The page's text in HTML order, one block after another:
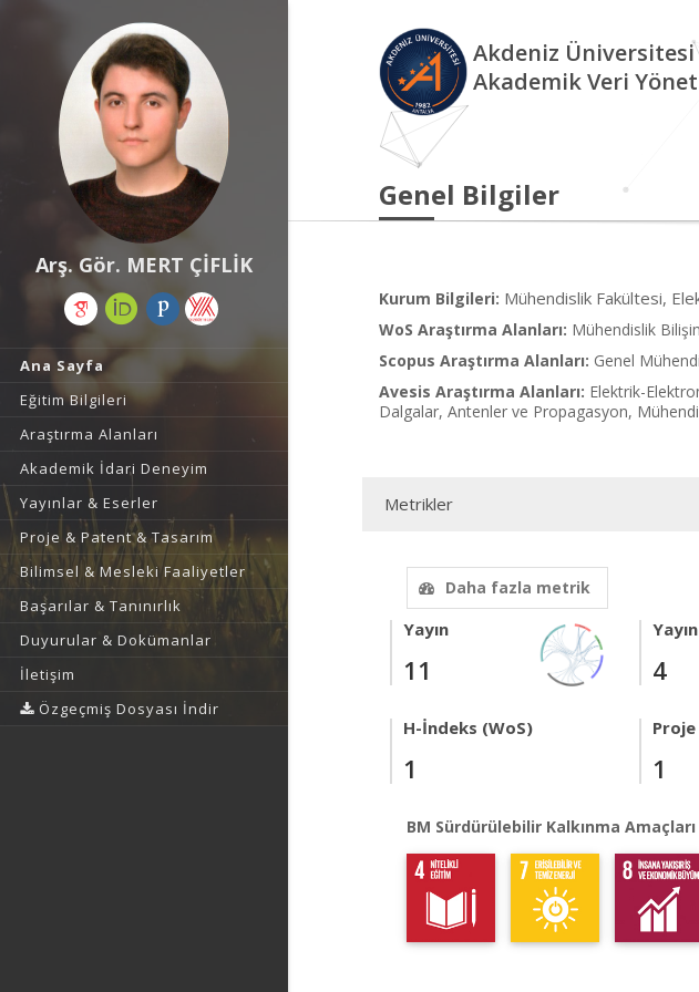
Arş. Gör. MERT ÇİFLİK
Ana Sayfa
Eğitim Bilgileri
Araştırma Alanları
Akademik İdari Deneyim
Yayınlar & Eserler
Proje & Patent & Tasarım
Bilimsel & Mesleki Faaliyetler
Başarılar & Tanınırlık
Duyurular & Dokümanlar
İletişim
Özgeçmiş Dosyası İndir
Akdeniz Üniversitesi
Akademik Veri
Genel Bilgiler
Kurum Bilgileri: Mühendislik Fakültesi,
WoS Araştırma Alanları: Mühendislik
Scopus Araştırma Alanları: Genel
Avesis Araştırma Alanları: Elektrik-
Dalgalar, Antenler ve Propagasyon,
Metrikler
Daha fazla metrik
Yayın
11 4
H-İndeks (WoS)
1
Proje
1
BM Sürdürülebilir Kalkınma Amaçları